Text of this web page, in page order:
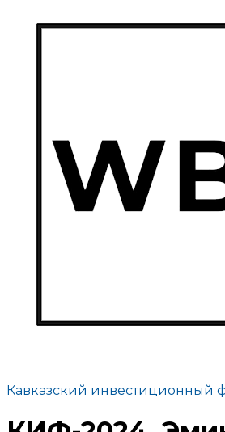
Кавказский инвестиционный